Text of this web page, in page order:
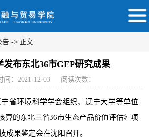
告 -> 正文
发布东北36市GEP研究成果
间：2021-12-03 阅读次数：
省环境科学学会组织、辽宁大学等单位
算的东北三省36市生态产品价值评估》项
成果鉴定会在沈阳召开。